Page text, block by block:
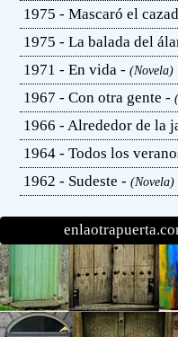
1975 - Mascaró el
1975 - La balada del
1971 - En vida -(Novela)
1967 - Con otra gente -
1966 - Alrededor de la
1964 - Todos los
1962 - Sudeste -(Novela)